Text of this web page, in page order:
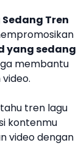
Tren
yang sedang
membantu
tren lagu
kontenmu
video dengan